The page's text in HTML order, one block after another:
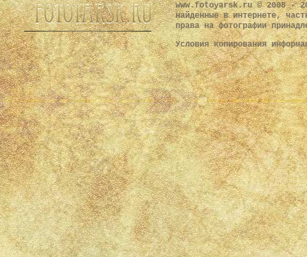
www.fotoyarsk.ru © 2008 -
найденные в интернете,
права на фотографии
Условия копирования